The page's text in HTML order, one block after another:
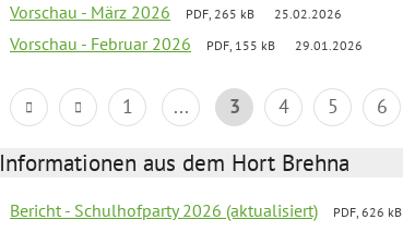
Vorschau - März 2026 PDF, 265 kB 25.02.2026
Vorschau - Februar 2026 PDF, 155 kB 29.01.2026
1 ... 3 4 5 6
Informationen aus dem Hort Brehna
Bericht - Schulhofparty 2026 (aktualisiert) PDF, 626 kB